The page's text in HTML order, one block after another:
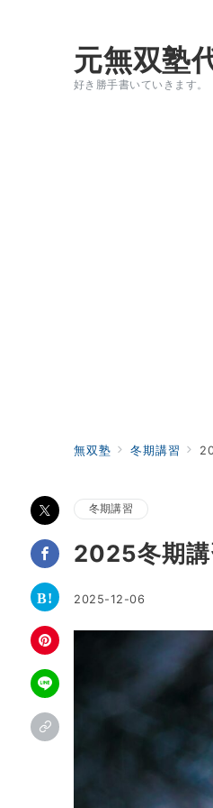
元無双塾
好き勝手書いていきます。
無双塾 冬期講習
冬期講習
2025冬期
2025-12-06